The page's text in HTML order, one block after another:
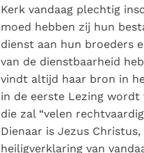
Kerk vandaag plechtig
moed hebben zij hun
dienst aan hun broeders
van de dienstbaarheid
vindt altijd haar bron in
in de eerste Lezing wordt
die zal “velen
Dienaar is Jezus
heiligverklaring van